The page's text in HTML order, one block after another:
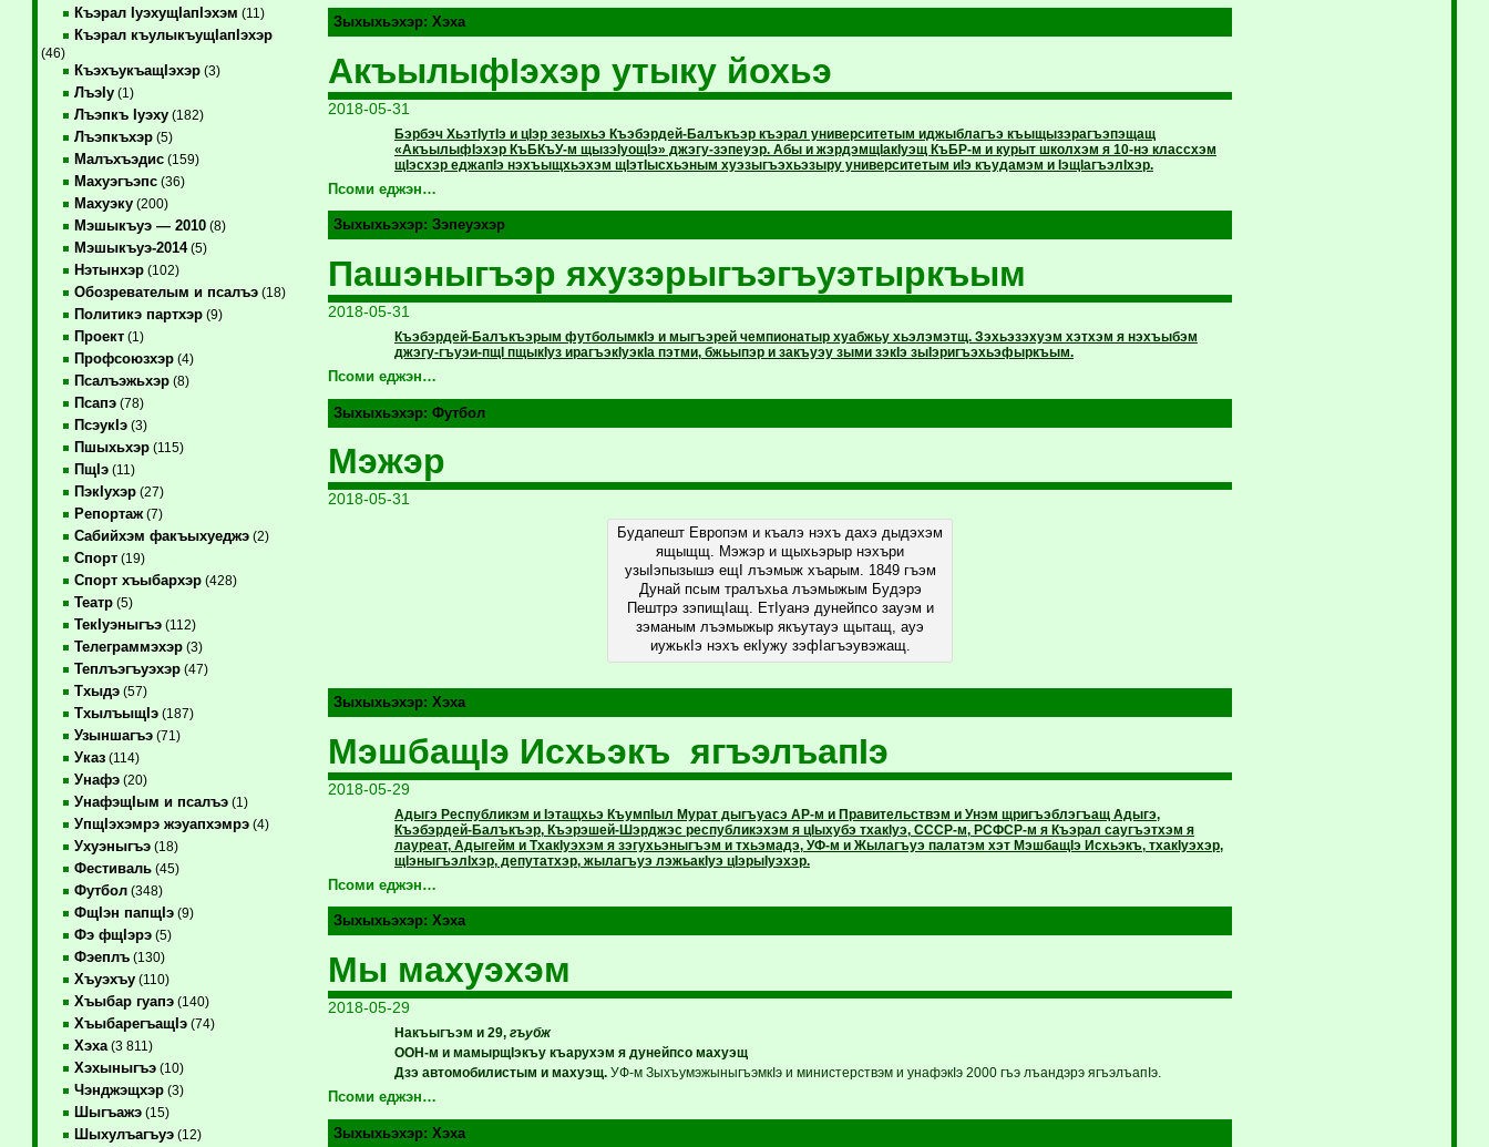
Къэрал IуэхущIапIэхэм (11)
Къэрал къулыкъущIапIэхэр
(46)
КъэхъукъащIэхэр(3)
ЛъэIу(1)
Лъэпкъ Iуэху(182)
Лъэпкъхэр(5)
Малъхъэдис(159)
Махуэгъэпс(36)
Махуэку(200)
Мэшыкъуэ — 2010(8)
Мэшыкъуэ-2014(5)
Нэтынхэр(102)
Обозревателым и псалъэ(18)
Политикэ партхэр(9)
Проект(1)
Профсоюзхэр(4)
Псалъэжьхэр(8)
Псапэ(78)
ПсэукIэ(3)
Пшыхьхэр(115)
ПщIэ(11)
ПэкIухэр(27)
Репортаж(7)
Сабийхэм факъыхуеджэ(2)
Спорт(19)
Спорт хъыбархэр(428)
Театр(5)
ТекIуэныгъэ(112)
Телеграммэхэр(3)
Теплъэгъуэхэр(47)
Тхыдэ(57)
ТхылъыщIэ(187)
Узыншагъэ(71)
Указ(114)
Унафэ(20)
УнафэщIым и псалъэ(1)
УпщIэхэмрэ жэуапхэмрэ(4)
Ухуэныгъэ(18)
Фестиваль(45)
Футбол(348)
ФщIэн папщIэ(9)
Фэ фщIэрэ(5)
Фэеплъ(130)
Хъуэхъу(110)
Хъыбар гуапэ(140)
ХъыбарегъащIэ(74)
Хэха(3 811)
Хэхыныгъэ(10)
Чэнджэщхэр(3)
Шыгъажэ(15)
Шыхулъагъуэ(12)
Зыхыхьэхэр: Хэха
АкъылыфIэхэр утыку йохьэ
2018-05-31
Бэрбэч ХьэтIутIэ и цIэр зезыхьэ Къэбэрдей-Балъкъэр къэрал университетым иджыблагъэ къыщызэрагъэпэщащ
«АкъылыфIэхэр КъБКъУ-м щызэIуощIэ» джэгу-зэпеуэр. Абы и жэрдэмщIакIуэщ КъБР-м и курыт школхэм я 10-нэ классхэм
щIэсхэр еджапIэ нэхъыщхьэхэм щIэтIысхьэным хуэзыгъэхьэзыру университетым иIэ къудамэм и IэщIагъэлIхэр.
Псоми еджэн…
Зыхыхьэхэр: Зэпеуэхэр
Пашэныгъэр яхузэрыгъэгъуэтыркъым
2018-05-31
Къэбэрдей-Балъкъэрым футболымкIэ и мыгъэрей чемпионатыр хуабжьу хьэлэмэтщ. Зэхьэзэхуэм хэтхэм я нэхъыбэм
джэгу-гъуэи-пщI пщыкIуз ирагъэкIуэкIа пэтми, бжьыпэр и закъуэу зыми зэкIэ зыIэригъэхьэфыркъым.
Псоми еджэн…
Зыхыхьэхэр: Футбол
Мэжэр
2018-05-31
Будапешт Европэм и къалэ нэхъ дахэ дыдэхэм
ящыщщ. Мэжэр и щыхьэрыр нэхъри
узыIэпызышэ ещI лъэмыж хъарым. 1849 гъэм
Дунай псым тралъхьа лъэмыжым Будэрэ
Пештрэ зэпищIащ. ЕтIуанэ дунейпсо зауэм и
зэманым лъэмыжыр якъутауэ щытащ, ауэ
иужькIэ нэхъ екIужу зэфIагъэувэжащ.
Зыхыхьэхэр: Хэха
МэшбащIэ Исхьэкъ ягъэлъапIэ
2018-05-29
Адыгэ Республикэм и Iэтащхьэ КъумпIыл Мурат дыгъуасэ АР-м и Правительствэм и Унэм щригъэблэгъащ Адыгэ,
Къэбэрдей-Балъкъэр, Къэрэшей-Шэрджэс республикэхэм я цIыхубэ тхакIуэ, СССР-м, РСФСР-м я Къэрал саугъэтхэм я
лауреат, Адыгейм и ТхакIуэхэм я зэгухьэныгъэм и тхьэмадэ, УФ-м и Жылагъуэ палатэм хэт МэшбащIэ Исхьэкъ, тхакIуэхэр,
щIэныгъэлIхэр, депутатхэр, жылагъуэ лэжьакIуэ цIэрыIуэхэр.
Псоми еджэн…
Зыхыхьэхэр: Хэха
Мы махуэхэм
2018-05-29
Накъыгъэм и 29, гъубж
ООН-м и мамырщIэкъу къарухэм я дунейпсо махуэщ
Дзэ автомобилистым и махуэщ.УФ-м ЗыхъумэжыныгъэмкIэ и министерствэм и унафэкIэ 2000 гъэ лъандэрэ ягъэлъапIэ.
Псоми еджэн…
Зыхыхьэхэр: Хэха